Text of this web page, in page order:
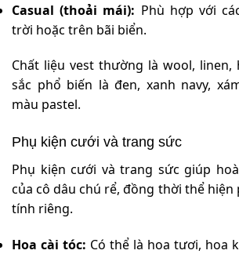
Casual (thoải mái): Phù hợp với
trời hoặc trên bãi biển.
Chất liệu vest thường là wool, linen,
sắc phổ biến là đen, xanh navy,
màu pastel.
Phụ kiện cưới và trang sức
Phụ kiện cưới và trang sức giúp
của cô dâu chú rể, đồng thời thể hiện
tính riêng.
Hoa cài tóc: Có thể là hoa tươi, hoa